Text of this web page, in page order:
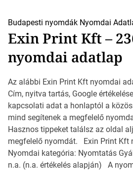
Budapesti nyomdák Nyomdai
Exin Print Kft –
nyomdai adatlap
Az alábbi Exin Print Kft nyomdai
Cím, nyitva tartás, Google
kapcsolati adat a honlaptól a
mind segítenek a megfelelő
Hasznos tippeket találsz az oldal
megfelelő nyomdát. Exin Print Kft
Nyomdai kategória: Nyomtatás
n.a. (n.a. értékelés alapján) A